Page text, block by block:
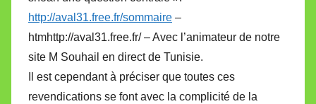
http://aval31.free.fr/sommaire –
htmhttp://aval31.free.fr/ – Avec l’animateur de notre
site M Souhail en direct de Tunisie.
Il est cependant à préciser que toutes ces
revendications se font avec la complicité de la